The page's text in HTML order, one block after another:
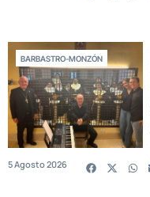
BARBASTRO-MONZÓN
5 Agosto 2026